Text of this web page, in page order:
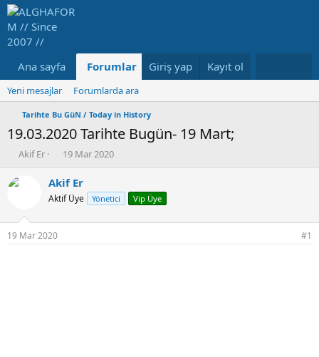
Ana sayfa Forumlar Neler yeni Medya
Giriş yap Kayıt ol
Yeni mesajlar Forumlarda ara
Tarihte Bu GüN / Today in History
19.03.2020 Tarihte Bugün- 19 Mart;
K
n
y
u
b
Akif Er
B
ş
l
a
ı
19 Mar 2020
Akif Er
Aktif Üye Yönetici Vip Üye
19 Mar 2020 #1